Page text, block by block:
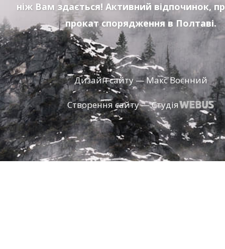
ніж Вам здається! Активний відпочинок,
прокат спорядження в Полтаві.
Дизайн сайту — Макс Воєнний
Створення сайту — Студія